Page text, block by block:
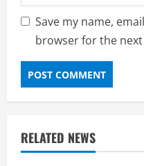
Save my name,
browser for the
RELATED NEWS